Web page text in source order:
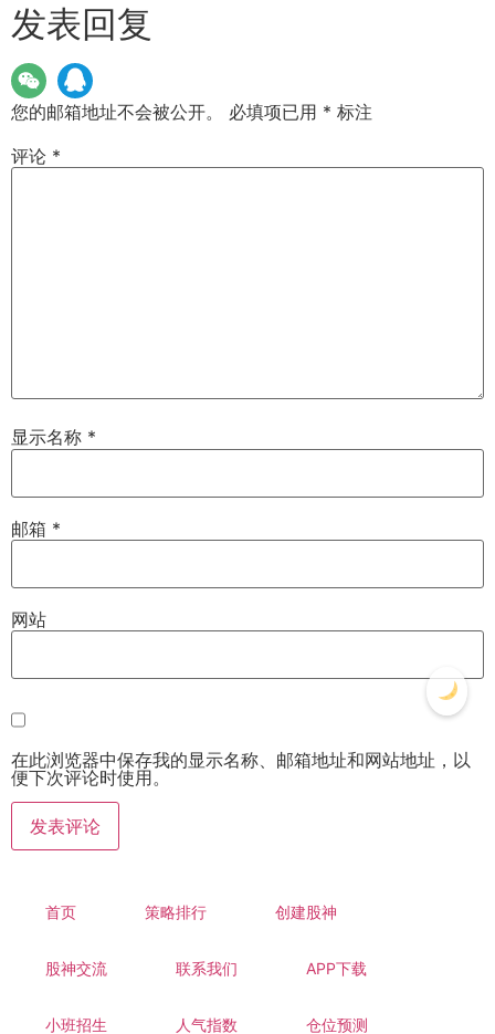
发表回复
您的邮箱地址不会被公开。 必填项已用 * 标注
评论 *
显示名称 *
邮箱 *
网站
在此浏览器中保存我的显示名称、邮箱地址和网站地址，以
便下次评论时使用。
首页 策略排行 创建股神
股神交流 联系我们 APP下载
小班招生 人气指数 仓位预测